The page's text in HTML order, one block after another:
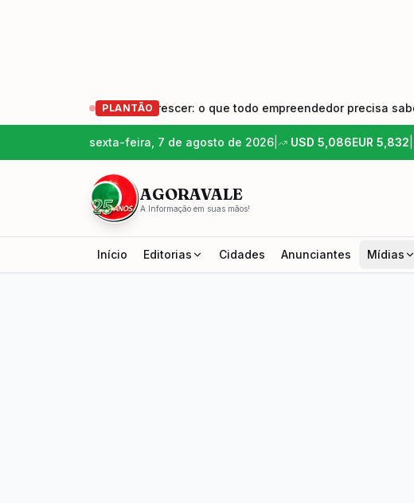
PLANTÃO
– Empreender e Crescer: o que todo empreendedor precisa saber •
sexta-feira, 7 de agosto de 2026 USD 5,086EUR 5,832
AGORAVALE
A Informação em suas mãos!
Início Editorias Cidades Anunciantes Mídias